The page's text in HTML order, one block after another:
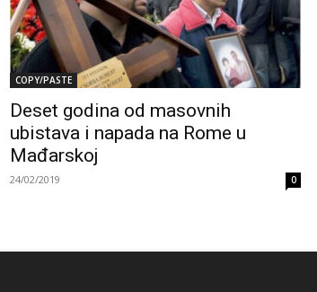
COPY/PASTE
Deset godina od masovnih
ubistava i napada na Rome u
Mađarskoj
24/02/2019 0